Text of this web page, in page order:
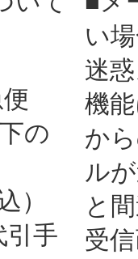
の
）
引手
い
迷
機
か
ル
と
受